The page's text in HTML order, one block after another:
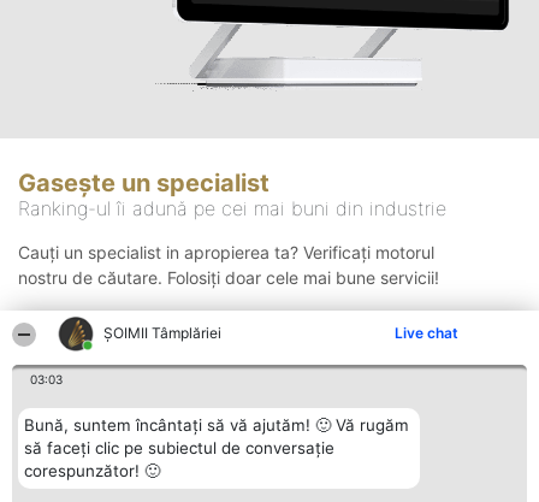
ȘOIMII Tâmplăriei Live chat
03:03
Bună, suntem încântați să vă ajutăm! 🙂 Vă rugăm
să faceți clic pe subiectul de conversație
corespunzător! 🙂
Gasește un specialist
Ranking-ul îi adună pe cei mai buni din industrie
Cauți un specialist in apropierea ta? Verificați motorul
nostru de căutare. Folosiți doar cele mai bune servicii!